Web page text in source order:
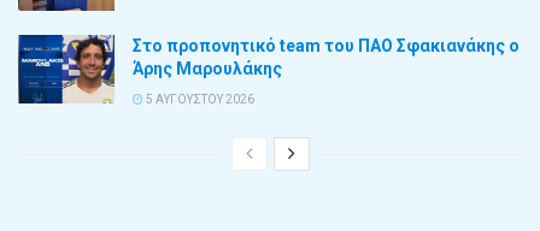
Στο προπονητικό team του ΠΑΟ Σφακιανάκης ο
Άρης Μαρουλάκης
5 ΑΥΓΟΎΣΤΟΥ 2026